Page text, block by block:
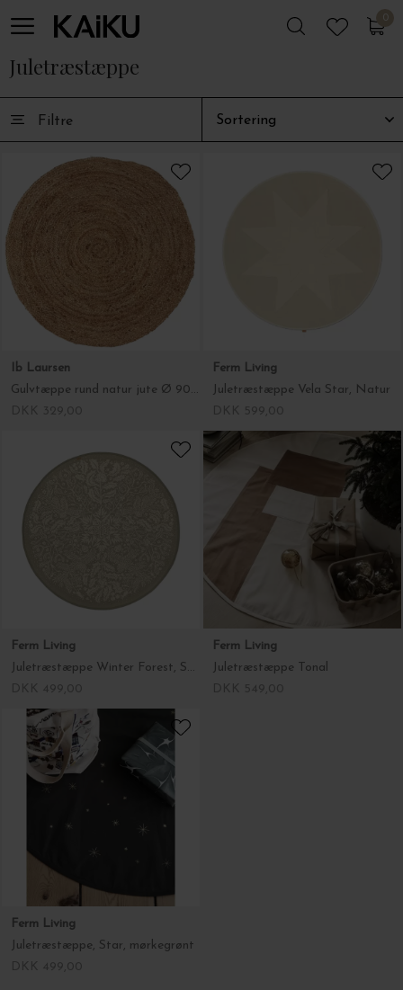
0
0
Juletræstæppe
Filtre
Ib Laursen
Gulvtæppe rund natur jute Ø 90 cm.
Ferm Living
Juletræstæppe Vela Star, Natur
Ferm Living
Juletræstæppe Winter Forest, Sage
Ferm Living
Juletræstæppe Tonal
Ferm Living
Juletræstæppe, Star, mørkegrønt